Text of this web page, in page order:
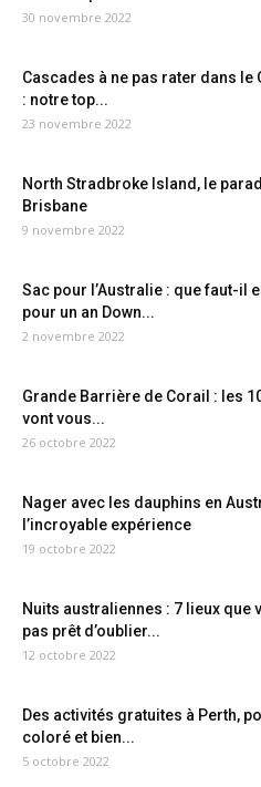
30 novembre 2022
Cascades à ne pas rater dans le
: notre top...
23 novembre 2022
North Stradbroke Island, le
Brisbane
9 novembre 2022
Sac pour l’Australie : que faut-il
pour un an Down...
2 novembre 2022
Grande Barrière de Corail : les
vont vous...
26 octobre 2022
Nager avec les dauphins en
l’incroyable expérience
19 octobre 2022
Nuits australiennes : 7 lieux que
pas prêt d’oublier...
12 octobre 2022
Des activités gratuites à Perth,
coloré et bien...
5 octobre 2022